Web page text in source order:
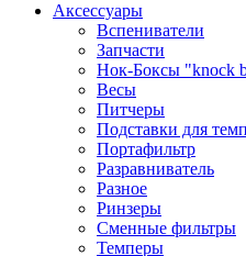
Аксессуары
Вспениватели
Запчасти
Нок-Боксы "knock
Весы
Питчеры
Подставки для
Портафильтр
Разравниватель
Разное
Ринзеры
Сменные фильтры
Темперы